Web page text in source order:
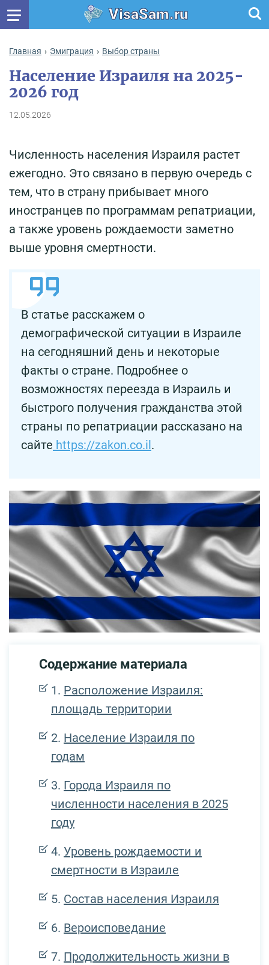
VisaSam.ru
Главная Эмиграция Выбор страны
Население Израиля на 2025-
2026 год
12.05.2026
Численность населения Израиля растет
ежегодно. Это связано в первую очередь с
тем, что в страну прибывает много
иностранцев по программам репатриации,
а также уровень рождаемости заметно
выше уровня смертности.
В статье расскажем о
демографической ситуации в Израиле
на сегодняшний день и некоторые
факты о стране. Подробнее о
возможностях переезда в Израиль и
быстрого получения гражданства этой
страны по репатриации рассказано на
сайте https://zakon.co.il.
Содержание материала
Расположение Израиля:
площадь территории
Население Израиля по
годам
Города Израиля по
численности населения в 2025
году
Уровень рождаемости и
смертности в Израиле
Состав населения Израиля
Вероисповедание
Продолжительность жизни в